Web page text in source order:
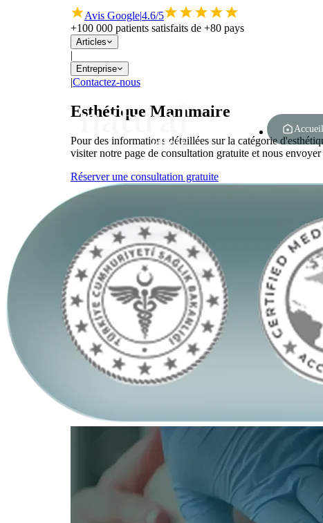
Avis Google|4.6/5
+100 000 patients satisfaits de +80 pays
Articles
|
Entreprise
|Contactez-nous
Accueil
Esthétique Mammaire
Pour des informations détaillées sur la catégorie
visiter notre page de consultation gratuite et nous
Réserver une consultation gratuite